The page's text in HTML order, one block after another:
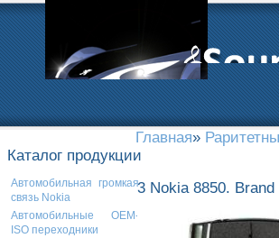
Каталог продукции
Автомобильная громкая
связь Nokia
Автомобильные OEM-
ISO переходники
Главная»
3 Nokia 8850. Brand